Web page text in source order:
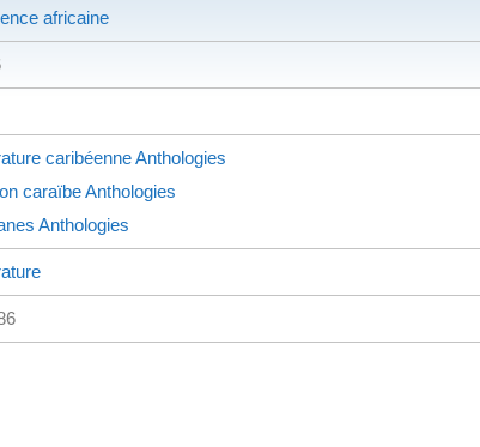
africaine
caribéenneAnthologies
caraïbeAnthologies
Anthologies